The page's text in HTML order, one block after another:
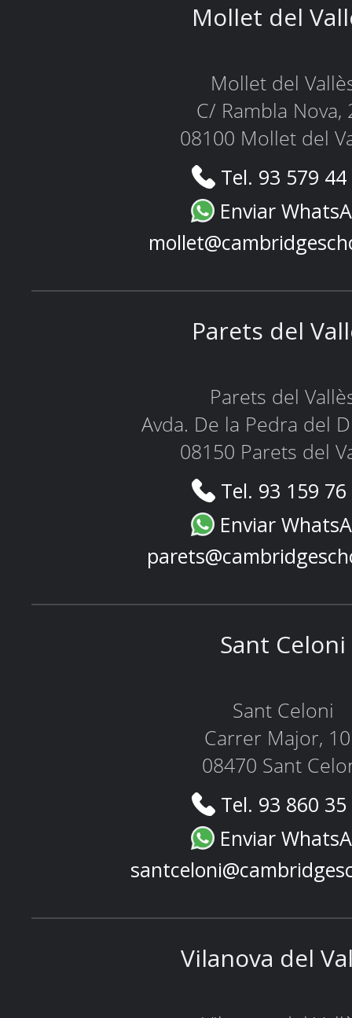
Mollet del
Mollet del
C/ Rambla Nova,
08100 Mollet del
Tel. 93 579
Enviar
Parets del
Parets del
Avda. De la Pedra del
08150 Parets del
Tel. 93 159
Enviar
Sant Celoni
Sant Celoni
Carrer Major,
08470 Sant
Tel. 93 860
Enviar
Vilanova del